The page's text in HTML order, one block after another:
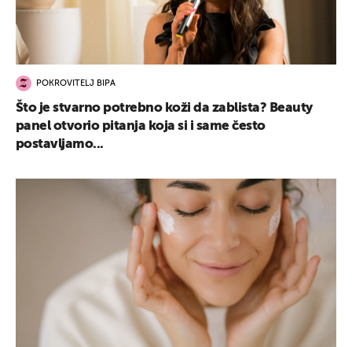
POKROVITELJ BIPA
Što je stvarno potrebno koži da zablista? Beauty
panel otvorio pitanja koja si i same često
postavljamo...